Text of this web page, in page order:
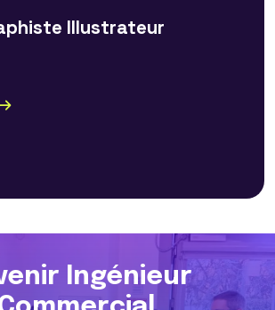
Illustrateur
Ingénieur